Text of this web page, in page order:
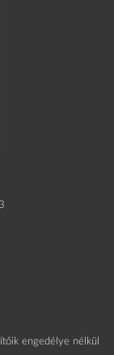
engedélye nélkül